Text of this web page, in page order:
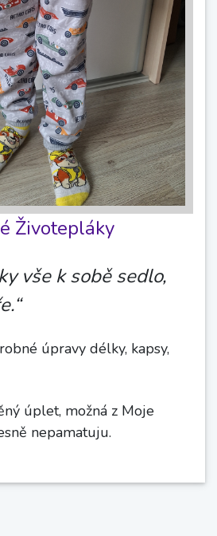
Životepláky
vše k sobě sedlo,
úpravy délky, kapsy,
úplet, možná z Moje
nepamatuju.